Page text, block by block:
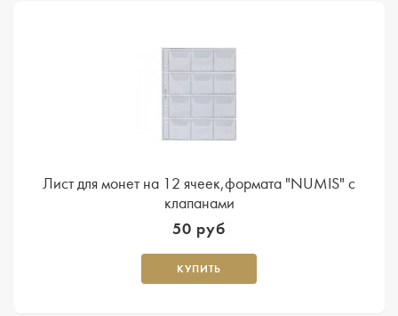
Лист для монет на 12 ячеек,формата "NUMIS" с
клапанами
50 руб
КУПИТЬ